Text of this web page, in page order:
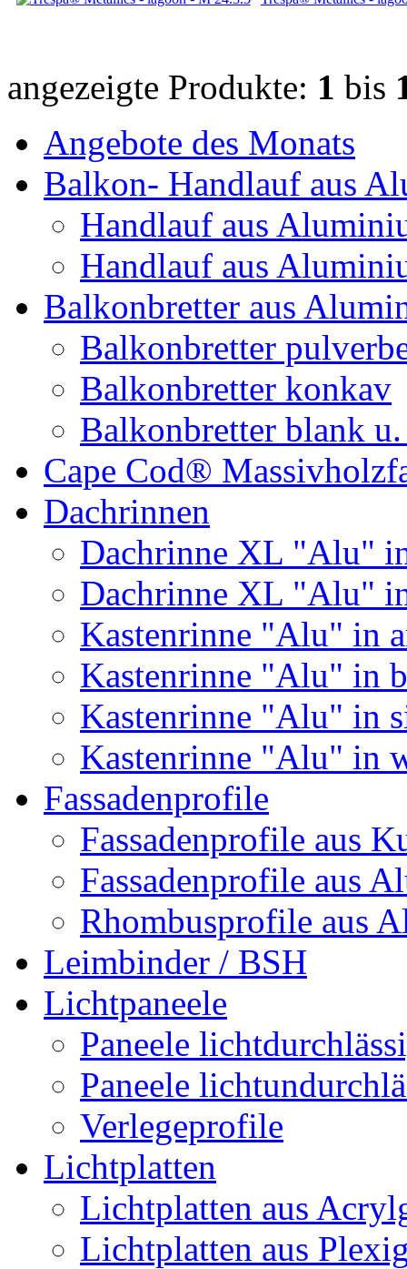
angezeigte Produkte: 1 bis
Angebote des Monats
Balkon- Handlauf aus
Handlauf aus
Handlauf aus
Balkonbretter aus
Balkonbretter
Balkonbretter konkav
Balkonbretter blank
Cape Cod®
Dachrinnen
Dachrinne XL "Alu"
Dachrinne XL "Alu"
Kastenrinne "Alu" in
Kastenrinne "Alu" in
Kastenrinne "Alu" in
Kastenrinne "Alu" in
Fassadenprofile
Fassadenprofile aus
Fassadenprofile aus
Rhombusprofile aus
Leimbinder / BSH
Lichtpaneele
Paneele
Paneele
Verlegeprofile
Lichtplatten
Lichtplatten aus
Lichtplatten aus